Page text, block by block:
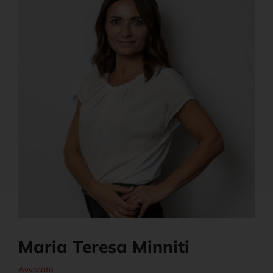
Maria Teresa Minniti
Avvocato